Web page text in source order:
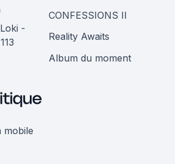
-
CONFESSIONS II
Reality Awaits
Album du moment
mobile